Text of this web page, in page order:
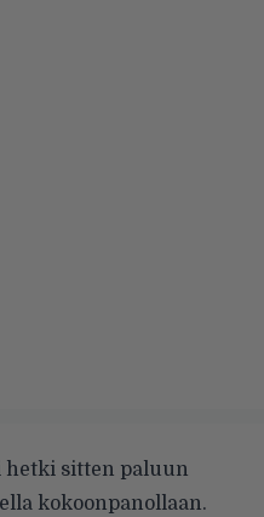
hetki sitten paluun
kokoonpanollaan.